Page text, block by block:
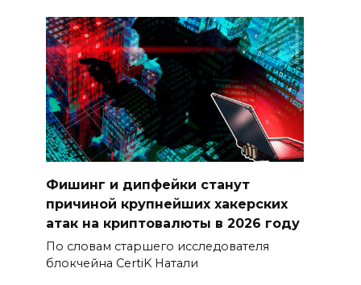
Фишинг и дипфейки станут
причиной крупнейших хакерских
атак на криптовалюты в 2026 году
По словам старшего исследователя
блокчейна CertiK Натали